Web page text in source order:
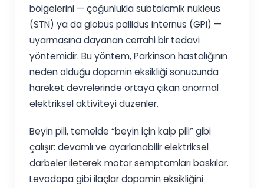
bölgelerini — çoğunlukla subtalamik nükleus
(STN) ya da globus pallidus internus (GPi) —
uyarmasına dayanan cerrahi bir tedavi
yöntemidir. Bu yöntem, Parkinson hastalığının
neden olduğu dopamin eksikliği sonucunda
hareket devrelerinde ortaya çıkan anormal
elektriksel aktiviteyi düzenler.
Beyin pili, temelde “beyin için kalp pili” gibi
çalışır: devamlı ve ayarlanabilir elektriksel
darbeler ileterek motor semptomları baskılar.
Levodopa gibi ilaçlar dopamin eksikliğini